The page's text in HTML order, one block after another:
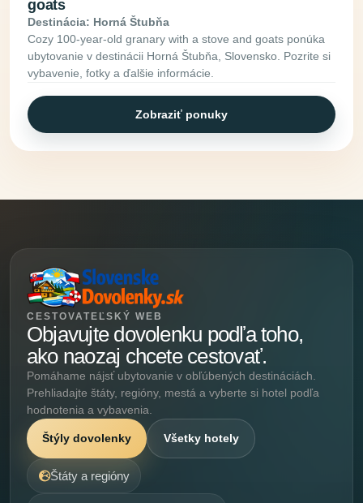
goats
Destinácia: Horná Štubňa
Cozy 100-year-old granary with a stove and goats ponúka
ubytovanie v destinácii Horná Štubňa, Slovensko. Pozrite si
vybavenie, fotky a ďalšie informácie.
Zobraziť ponuky
CESTOVATEĽSKÝ WEB
Objavujte dovolenku podľa toho,
ako naozaj chcete cestovať.
Pomáhame nájsť ubytovanie v obľúbených destináciách.
Prehliadajte štáty, regióny, mestá a vyberte si hotel podľa
hodnotenia a vybavenia.
Štýly dovolenky Všetky hotely
Štáty a regióny